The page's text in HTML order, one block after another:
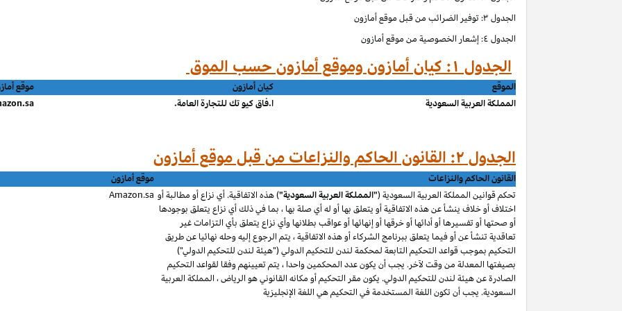
الجدول ۳: توفير الضرائب من قبل موقع أمازون
الجدول ٤: إشعار الخصوصية من موقع أمازون
الجدول ۱: كيان أمازون وموقع أمازون حسب الموق
الموقع كيان أمازون
موقع
المملكة العربية السعودية
ا.فاق كيو تك للتجارة العامة.
الجدول ۲: القانون الحاكم والنزاعات من قبل موقع أمازون
القانون الحاكم والنزاعات
موقع أمازون
تحكم قوانين المملكة العربية السعودية ("المملكة العربية السعودية") هذه الاتفاقية. أي نزاع أو مطالبة أو
اختلاف أو خلاف ينشأ عن هذه الاتفاقية أو يتعلق بها أو له أي صلة بها ، بما في ذلك أي نزاع يتعلق بوجودها
أو صحتها أو تفسيرها أو أدائها أو خرقها أو إنهائها أو عواقب بطلانها وأي نزاع يتعلق بأي التزامات غير
تعاقدية تنشأ عن أو فيما يتعلق ببرنامج الشركاء أو هذه الاتفاقية ، يتم الرجوع إليه وحله نهائيا عن طريق
التحكيم بموجب قواعد التحكيم التابعة لمحكمة لندن للتحكيم الدولي ("هيئة لندن للتحكيم الدولي")
بصيغتها المعدلة من وقت لآخر. يجب أن يكون عدد المحكمين واحدا ، يتم تعيينهم وفقا لقواعد التحكيم
الصادرة عن هيئة لندن للتحكيم الدولي. يكون مقر التحكيم أو مكانه القانوني هو الرياض ، المملكة العربية
السعودية. يجب أن تكون اللغة المستخدمة في التحكيم هي اللغة الإنجليزية
Amazon.sa